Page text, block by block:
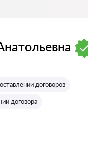
договоров
договора